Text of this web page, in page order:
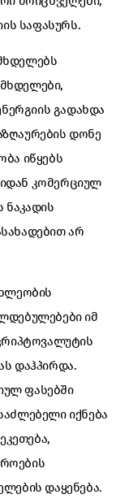
საფასურს.
გადახდა
დონე
იწყებს
კომერციულ
ნაკადის
არ
იმ
დაჰპირდა.
ფასებში
იქნება
დაყენება.